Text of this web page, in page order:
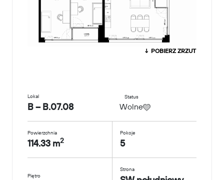
↓ POBIERZ ZRZUT
Lokal
B – B.07.08
Status
Wolne
Powierzchnia
114.33 m2
Pokoje
5
Piętro
Strona